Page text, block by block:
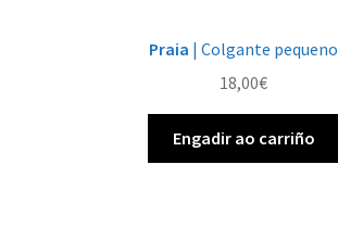
Praia | Colgante pequeno
18,00€
Engadir ao carriño